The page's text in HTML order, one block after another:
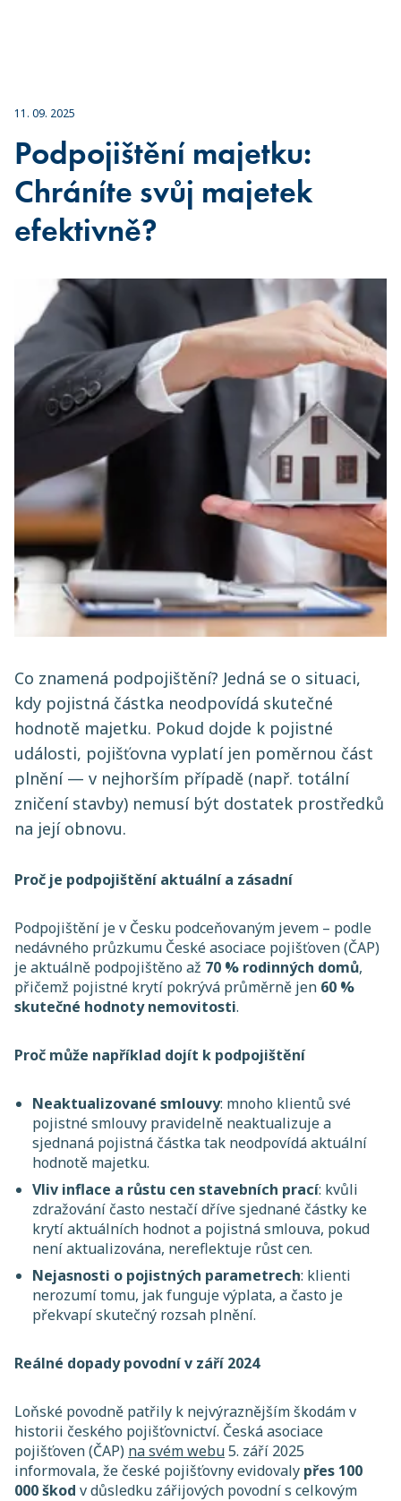
11. 09. 2025
Podpojištění majetku:
Chráníte svůj majetek
efektivně?
Co znamená podpojištění? Jedná se o situaci,
kdy pojistná částka neodpovídá skutečné
hodnotě majetku. Pokud dojde k pojistné
události, pojišťovna vyplatí jen poměrnou část
plnění — v nejhorším případě (např. totální
zničení stavby) nemusí být dostatek prostředků
na její obnovu.
Proč je podpojištění aktuální a zásadní
Podpojištění je v Česku podceňovaným jevem – podle
nedávného průzkumu České asociace pojišťoven (ČAP)
je aktuálně podpojištěno až 70 % rodinných domů,
přičemž pojistné krytí pokrývá průměrně jen 60 %
skutečné hodnoty nemovitosti.
Proč může například dojít k podpojištění
Neaktualizované smlouvy: mnoho klientů své
pojistné smlouvy pravidelně neaktualizuje a
sjednaná pojistná částka tak neodpovídá aktuální
hodnotě majetku.
Vliv inflace a růstu cen staveb­ních prací: kvůli
zdražování často nestačí dříve sjednané částky ke
krytí aktuálních hodnot a pojistná smlouva, pokud
není aktualizována, nereflektuje růst cen.
Nejasnosti o pojistných parametrech: klienti
nerozumí tomu, jak funguje výplata, a často je
překvapí skutečný rozsah plnění.
Reálné dopady povodní v září 2024
Loňské povodně patřily k nejvýraznějším škodám v
historii českého pojišťovnictví. Česká asociace
pojišťoven (ČAP) na svém webu5. září 2025
informovala, že české pojišťovny evidovaly přes 100
000 škod v důsledku zářijových povodní s celkovým